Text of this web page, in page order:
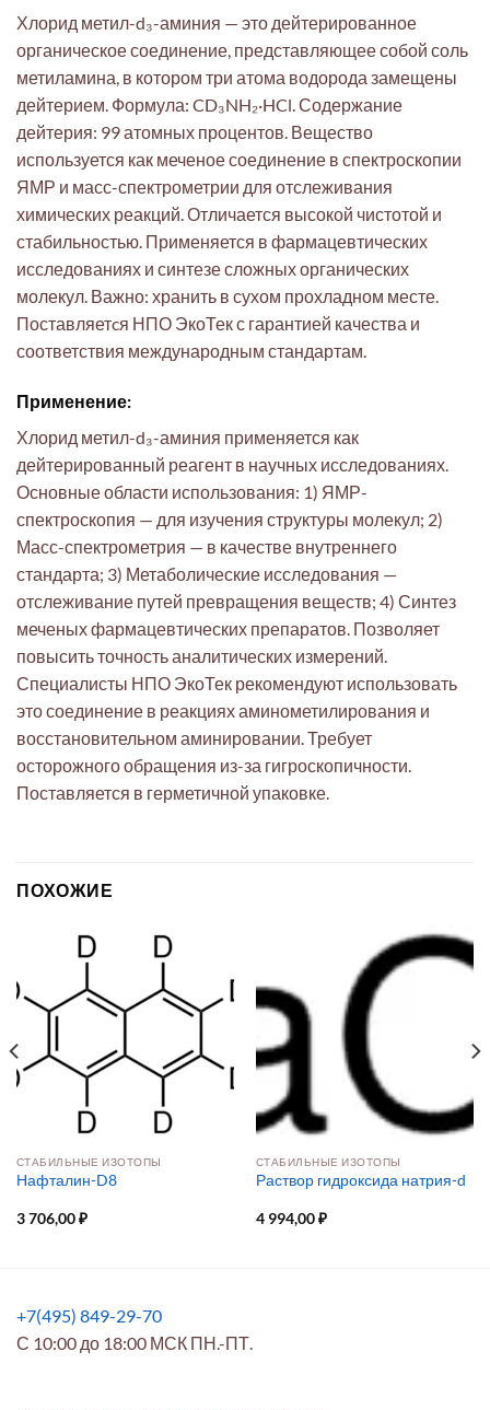
Хлорид метил-d₃-аминия — это дейтерированное
органическое соединение, представляющее собой соль
метиламина, в котором три атома водорода замещены
дейтерием. Формула: CD₃NH₂·HCl. Содержание
дейтерия: 99 атомных процентов. Вещество
используется как меченое соединение в спектроскопии
ЯМР и масс-спектрометрии для отслеживания
химических реакций. Отличается высокой чистотой и
стабильностью. Применяется в фармацевтических
исследованиях и синтезе сложных органических
молекул. Важно: хранить в сухом прохладном месте.
Поставляетcя НПО ЭкоТек с гарантией качества и
соответствия международным стандартам.
Применение:
Хлорид метил-d₃-аминия применяется как
дейтерированный реагент в научных исследованиях.
Основные области использования: 1) ЯМР-
спектроскопия — для изучения структуры молекул; 2)
Масс-спектрометрия — в качестве внутреннего
стандарта; 3) Метаболические исследования —
отслеживание путей превращения веществ; 4) Синтез
меченых фармацевтических препаратов. Позволяет
повысить точность аналитических измерений.
Специалисты НПО ЭкоТек рекомендуют использовать
это соединение в реакциях аминометилирования и
восстановительном аминировании. Требует
осторожного обращения из-за гигроскопичности.
Поставляется в герметичной упаковке.
ПОХОЖИЕ
СТАБИЛЬНЫЕ ИЗОТОПЫ
Нафталин-D8
3 706,00₽
СТАБИЛЬНЫЕ ИЗОТОПЫ
Раствор гидроксида натрия-d
4 994,00₽
+7(495) 849-29-70
С 10:00 до 18:00 МСК ПН.-ПТ.